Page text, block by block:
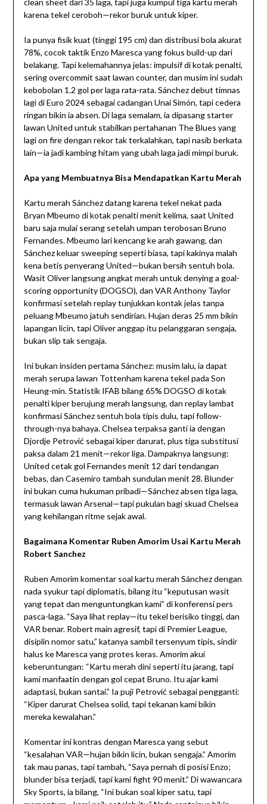
clean sheet dari 35 laga, tapi juga kumpul tiga kartu merah
karena tekel ceroboh—rekor buruk untuk kiper.
Ia punya fisik kuat (tinggi 195 cm) dan distribusi bola akurat
78%, cocok taktik Enzo Maresca yang fokus build-up dari
belakang. Tapi kelemahannya jelas: impulsif di kotak penalti,
sering overcommit saat lawan counter, dan musim ini sudah
kebobolan 1.2 gol per laga rata-rata. Sánchez debut timnas
lagi di Euro 2024 sebagai cadangan Unai Simón, tapi cedera
ringan bikin ia absen. Di laga semalam, ia dipasang starter
lawan United untuk stabilkan pertahanan The Blues yang
lagi on fire dengan rekor tak terkalahkan, tapi nasib berkata
lain—ia jadi kambing hitam yang ubah laga jadi mimpi buruk.
Apa yang Membuatnya Bisa Mendapatkan Kartu Merah
Kartu merah Sánchez datang karena tekel nekat pada
Bryan Mbeumo di kotak penalti menit kelima, saat United
baru saja mulai serang setelah umpan terobosan Bruno
Fernandes. Mbeumo lari kencang ke arah gawang, dan
Sánchez keluar sweeping seperti biasa, tapi kakinya malah
kena betis penyerang United—bukan bersih sentuh bola.
Wasit Oliver langsung angkat merah untuk denying a goal-
scoring opportunity (DOGSO), dan VAR Anthony Taylor
konfirmasi setelah replay tunjukkan kontak jelas tanpa
peluang Mbeumo jatuh sendirian. Hujan deras 25 mm bikin
lapangan licin, tapi Oliver anggap itu pelanggaran sengaja,
bukan slip tak sengaja.
Ini bukan insiden pertama Sánchez: musim lalu, ia dapat
merah serupa lawan Tottenham karena tekel pada Son
Heung-min. Statistik IFAB bilang 65% DOGSO di kotak
penalti kiper berujung merah langsung, dan replay lambat
konfirmasi Sánchez sentuh bola tipis dulu, tapi follow-
through-nya bahaya. Chelsea terpaksa ganti ia dengan
Djordje Petrović sebagai kiper darurat, plus tiga substitusi
paksa dalam 21 menit—rekor liga. Dampaknya langsung:
United cetak gol Fernandes menit 12 dari tendangan
bebas, dan Casemiro tambah sundulan menit 28. Blunder
ini bukan cuma hukuman pribadi—Sánchez absen tiga laga,
termasuk lawan Arsenal—tapi pukulan bagi skuad Chelsea
yang kehilangan ritme sejak awal.
Bagaimana Komentar Ruben Amorim Usai Kartu Merah
Robert Sanchez
Ruben Amorim komentar soal kartu merah Sánchez dengan
nada syukur tapi diplomatis, bilang itu “keputusan wasit
yang tepat dan menguntungkan kami” di konferensi pers
pasca-laga. “Saya lihat replay—itu tekel berisiko tinggi, dan
VAR benar. Robert main agresif, tapi di Premier League,
disiplin nomor satu,” katanya sambil tersenyum tipis, sindir
halus ke Maresca yang protes keras. Amorim akui
keberuntungan: “Kartu merah dini seperti itu jarang, tapi
kami manfaatin dengan gol cepat Bruno. Itu ajar kami
adaptasi, bukan santai.” Ia puji Petrović sebagai pengganti:
“Kiper darurat Chelsea solid, tapi tekanan kami bikin
mereka kewalahan.”
Komentar ini kontras dengan Maresca yang sebut
“kesalahan VAR—hujan bikin licin, bukan sengaja.” Amorim
tak mau panas, tapi tambah, “Saya pernah di posisi Enzo;
blunder bisa terjadi, tapi kami fight 90 menit.” Di wawancara
Sky Sports, ia bilang, “Ini bukan soal kiper satu, tapi